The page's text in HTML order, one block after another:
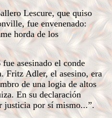
Lescure, que quiso
fue envenenado:
horda de los
asesinado el conde
Fritz Adler, el asesino, era
de una logia de altos
En su declaración
justicia por sí mismo...”.